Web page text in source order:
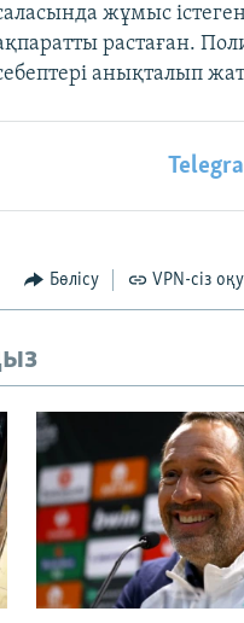
жұмыс
растаған.
анықталып
Бөлісу VPN-сіз оқу